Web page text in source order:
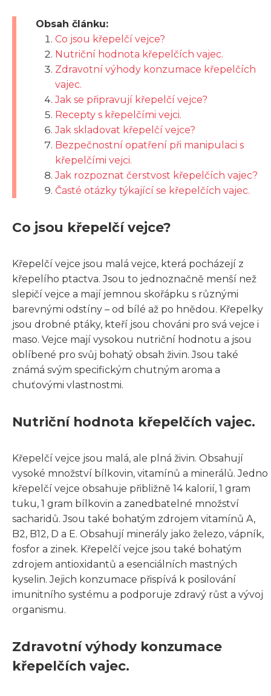
Obsah článku:
Co jsou křepelčí vejce?
Nutriční hodnota křepelčích vajec.
Zdravotní výhody konzumace křepelčích
vajec.
Jak se připravují křepelčí vejce?
Recepty s křepelčími vejci.
Jak skladovat křepelčí vejce?
Bezpečnostní opatření při manipulaci s
křepelčími vejci.
Jak rozpoznat čerstvost křepelčích vajec?
Časté otázky týkající se křepelčích vajec.
Co jsou křepelčí vejce?
Křepelčí vejce jsou malá vejce, která pocházejí z
křepelího ptactva. Jsou to jednoznačně menší než
slepičí vejce a mají jemnou skořápku s různými
barevnými odstíny – od bílé až po hnědou. Křepelky
jsou drobné ptáky, kteří jsou chováni pro svá vejce i
maso. Vejce mají vysokou nutriční hodnotu a jsou
oblíbené pro svůj bohatý obsah živin. Jsou také
známá svým specifickým chutným aroma a
chuťovými vlastnostmi.
Nutriční hodnota křepelčích vajec.
Křepelčí vejce jsou malá, ale plná živin. Obsahují
vysoké množství bílkovin, vitamínů a minerálů. Jedno
křepelčí vejce obsahuje přibližně 14 kalorií, 1 gram
tuku, 1 gram bílkovin a zanedbatelné množství
sacharidů. Jsou také bohatým zdrojem vitamínů A,
B2, B12, D a E. Obsahují minerály jako železo, vápník,
fosfor a zinek. Křepelčí vejce jsou také bohatým
zdrojem antioxidantů a esenciálních mastných
kyselin. Jejich konzumace přispívá k posilování
imunitního systému a podporuje zdravý růst a vývoj
organismu.
Zdravotní výhody konzumace
křepelčích vajec.